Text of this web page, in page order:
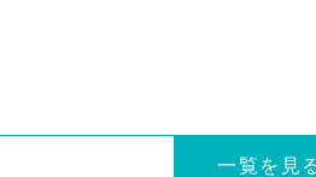
一覧を見